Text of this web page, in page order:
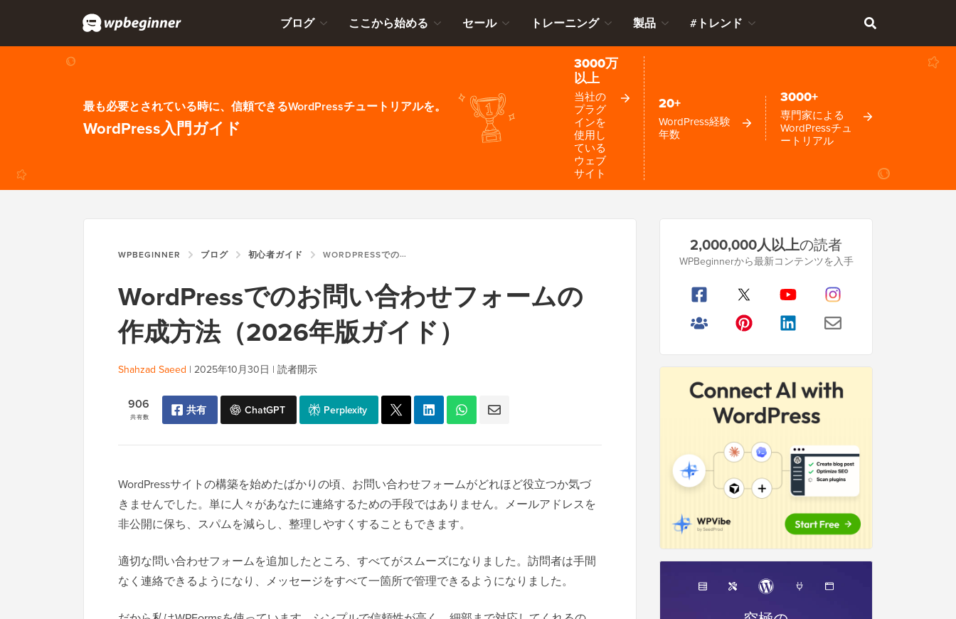
ブログ ここから始める セール トレーニング 製品 #トレンド
最も必要とされている時に、信頼できるWordPressチュートリアルを。
WordPress入門ガイド
3000万
以上
当社の
プラグ
インを
使用し
ている
ウェブ
サイト
20+
WordPress経験
年数
3000+
専門家による
WordPressチュ
ートリアル
WPBEGINNER ブログ 初心者ガイド WORDPRESSでのお問い合わせフォームの作成方法（2026年版ガイド）
WordPressでのお問い合わせフォームの
作成方法（2026年版ガイド）
Shahzad Saeed | 2025年10月30日 | 読者開示
共有数
906 共有 ChatGPT Perplexity
WordPressサイトの構築を始めたばかりの頃、お問い合わせフォームがどれほど役立つか気づ
きませんでした。単に人々があなたに連絡するための手段ではありません。メールアドレスを
非公開に保ち、スパムを減らし、整理しやすくすることもできます。
適切な問い合わせフォームを追加したところ、すべてがスムーズになりました。訪問者は手間
なく連絡できるようになり、メッセージをすべて一箇所で管理できるようになりました。
サ
ー
2,000,000人以上の読者
WPBeginnerから最新コンテンツを入手